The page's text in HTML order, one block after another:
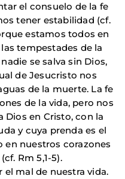
el consuelo de la fe
tener estabilidad (cf.
estamos todos en
tempestades de la
se salva sin Dios,
de Jesucristo nos
de la muerte. La fe
de la vida, pero nos
Dios en Cristo, con la
y cuya prenda es el
en nuestros corazones
Rm 5,1-5).
el mal de nuestra vida.